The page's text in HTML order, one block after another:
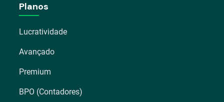
Planos
Lucratividade
Avançado
Premium
BPO (Contadores)